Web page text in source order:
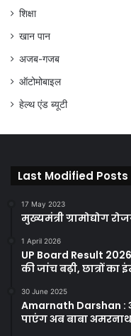
शिक्षा
खान पान
अजब-गजब
ऑटोमोबाइल
हेल्थ एंड ब्यूटी
Last Modified Posts
17 May 2023
मुख्यमंत्री ग्रामोद्योग
1 April 2026
UP Board Result 2026
की जांच बढ़ी, छात्रों का
30 June 2025
Amarnath Darshan :
पाएंग अब बाबा